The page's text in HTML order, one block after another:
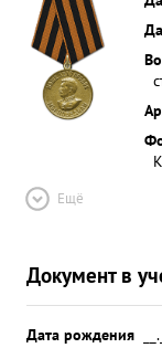
Ещё
Документ в
Дата рождения